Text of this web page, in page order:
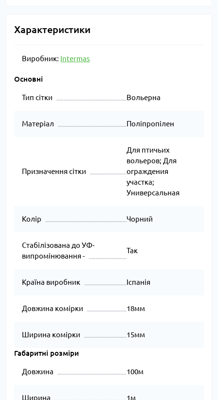
Характеристики
Виробник: Intermas
Основні
Тип сітки Вольерна
Матеріал Поліпропілен
Призначення сітки
Для птичьих
вольеров; Для
ограждения
участка;
Универсальная
Колір Чорний
Стабілізована до УФ-
випромінювання -
Так
Країна виробник Іспанія
Довжина комірки 18мм
Ширина комірки 15мм
Габаритні розміри
Довжина 100м
Ширина 1м